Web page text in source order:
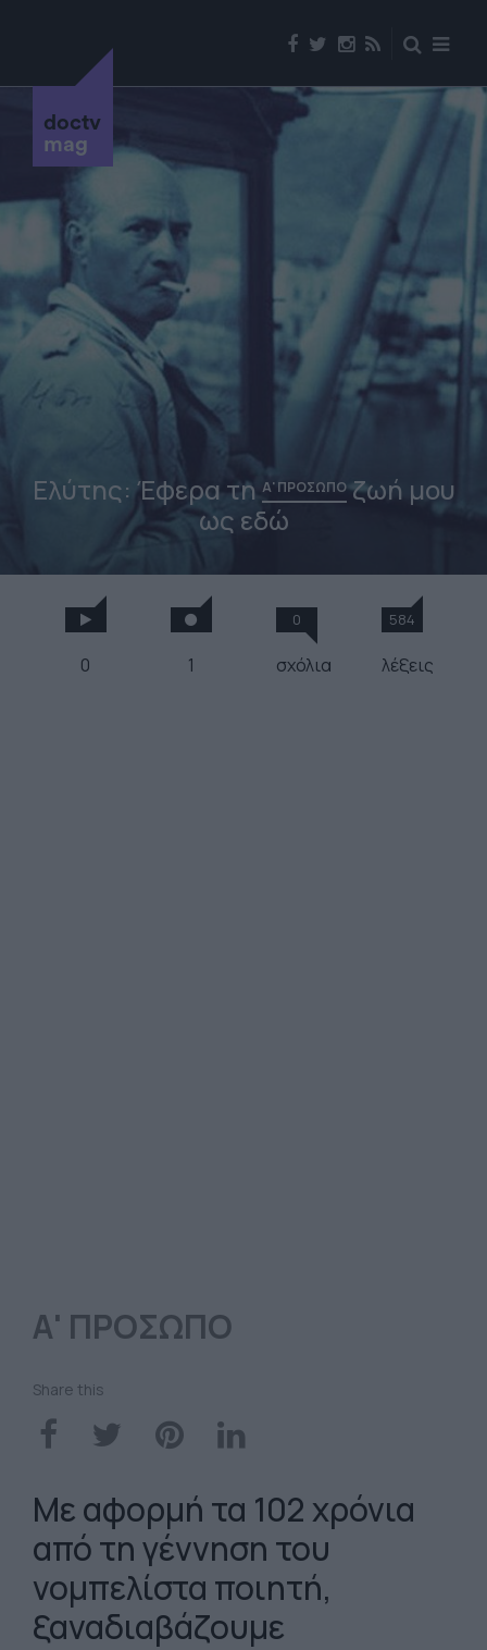
doctv
mag
Ελύτης: Έφερα τη Α' ΠΡΟΣΩΠΟζωή μου
ως εδώ
0 1
0
σχόλια
584
λέξεις
Α' ΠΡΟΣΩΠΟ
Share this
Με αφορμή τα 102 χρόνια
από τη γέννηση του
νομπελίστα ποιητή,
ξαναδιαβάζουμε